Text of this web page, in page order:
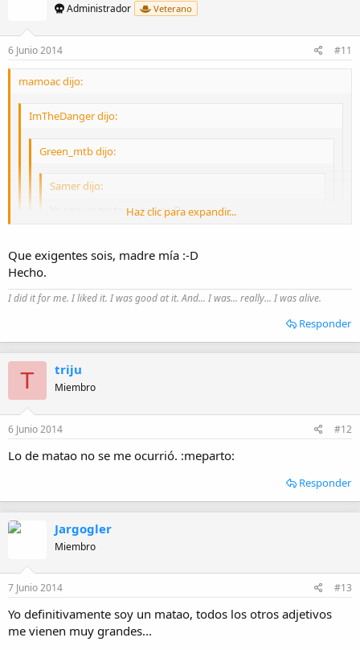
Administrador Veterano
6 Junio 2014 #11
mamoac dijo:
ImTheDanger dijo:
Green_mtb dijo:
Samer dijo:
Yo soy un matao a secas :-D
Nos discriminan, no tenemos sitio en esta lista. :silvar:
Venga, que ya tenéis sitio :meparto:
Ahora falta la opcion para cambiar mi voto a ciclista matao :-D :-D
Haz clic para expandir...
Que exigentes sois, madre mía :-D
Hecho.
I did it for me. I liked it. I was good at it. And... I was... really... I was alive.
Responder
T triju
Miembro
6 Junio 2014 #12
Lo de matao no se me ocurrió. :meparto:
Responder
Jargogler
Miembro
7 Junio 2014 #13
Yo definitivamente soy un matao, todos los otros adjetivos
me vienen muy grandes...